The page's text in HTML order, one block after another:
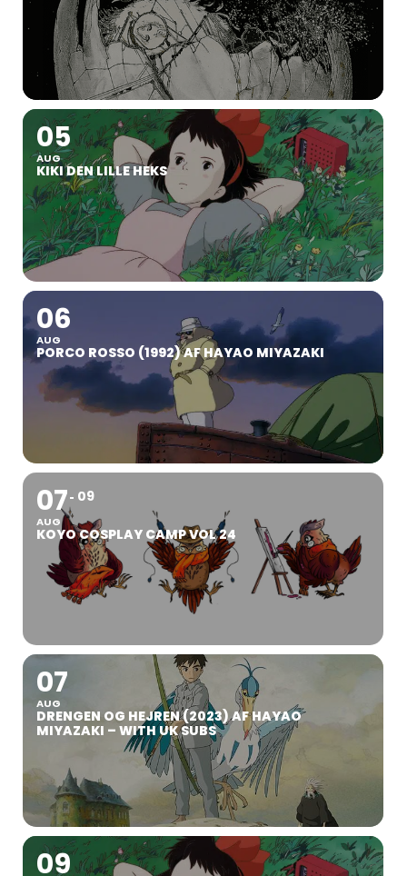
05
AUG
KIKI DEN LILLE HEKS
06
AUG
PORCO ROSSO (1992) AF HAYAO MIYAZAKI
07
AUG
09
KOYO COSPLAY CAMP VOL 24
07
AUG
DRENGEN OG HEJREN (2023) AF HAYAO
MIYAZAKI – WITH UK SUBS
09